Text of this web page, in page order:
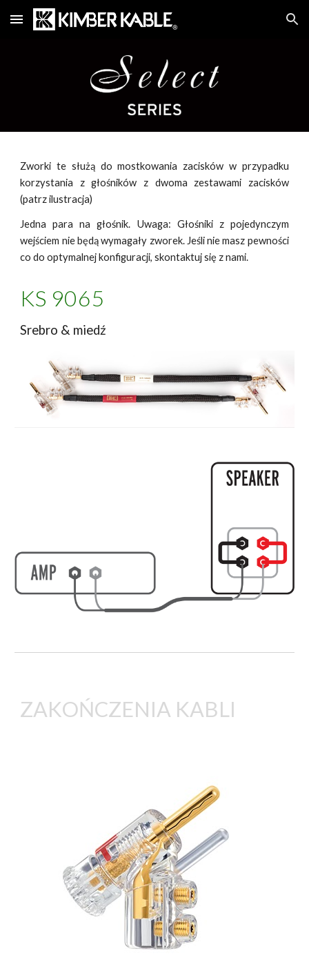
Skip to main content Skip to navigation
Zworki te służą do mostkowania zacisków w przypadku
korzystania z głośników z dwoma zestawami zacisków
(patrz ilustracja)
Jedna para na głośnik. Uwaga: Głośniki z pojedynczym
wejściem nie będą wymagały zworek. Jeśli nie masz pewności
co do optymalnej konfiguracji, skontaktuj się z nami.
KS 9065
Srebro & miedź
ZAKOŃCZENIA KABLI